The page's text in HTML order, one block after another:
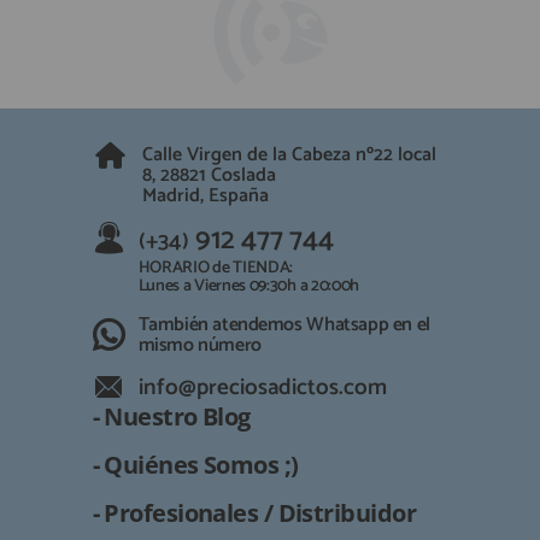
(+34) 912 477 744
HORARIO de TIENDA:
Lunes a Viernes 09:30h a 20:00h
También atendemos Whatsapp
info@preciosadictos.com
Calle Virgen de la Cabeza nº22 local
8, 28821 Coslada
Madrid, España
(+34) 912 477 744
HORARIO de TIENDA:
Lunes a Viernes 09:30h a 20:00h
También atendemos Whatsapp en el
mismo número
info@preciosadictos.com
- Nuestro Blog
- Quiénes Somos ;)
- Profesionales / Distribuidor